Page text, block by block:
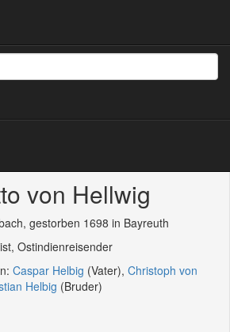
von Hellwig
gestorben 1698 in Bayreuth
Ostindienreisender
Caspar Helbig (Vater), Christoph von
Helbig (Bruder)